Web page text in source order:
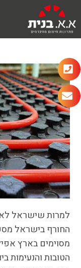
למרות שישראל לא
החורף בישראל
מסוימים בארץ
הטובות והנעימות